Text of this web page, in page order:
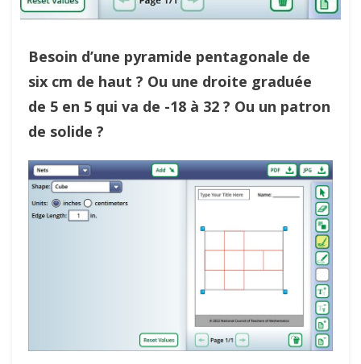
Besoin d’une pyramide pentagonale de
six cm de haut ? Ou une droite graduée
de 5 en 5 qui va de -18 à 32 ? Ou un patron
de solide ?